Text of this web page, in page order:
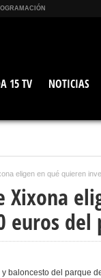
15 TV NOTICIAS
eligen en qué quieren
Xixona
euros del
baloncesto del parque